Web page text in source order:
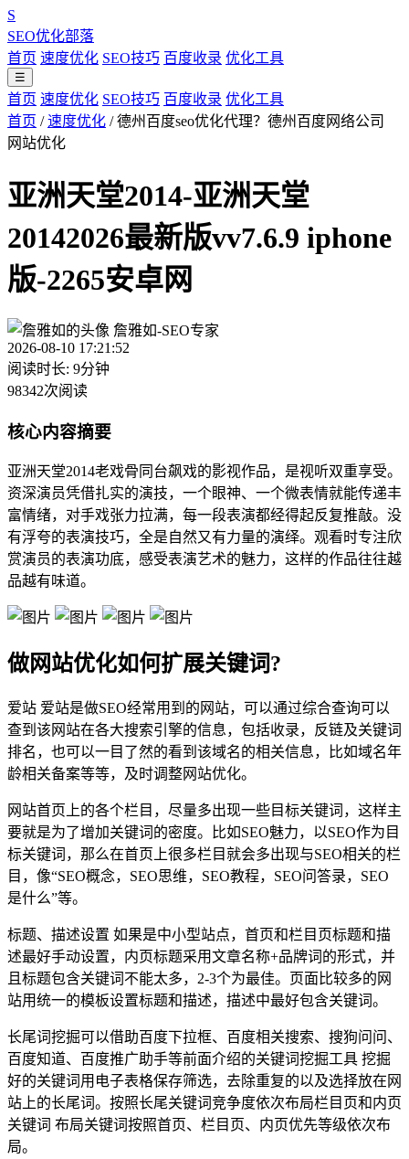
S
SEO优化部落
首页 速度优化 SEO技巧 百度收录 优化工具
☰
首页 速度优化 SEO技巧 百度收录 优化工具
首页 / 速度优化 / 德州百度seo优化代理？德州百度网络公司
网站优化
亚洲天堂2014-亚洲天堂
20142026最新版vv7.6.9 iphone
版-2265安卓网
詹雅如-SEO专家
2026-08-10 17:21:52
阅读时长: 9分钟
98342次阅读
核心内容摘要
亚洲天堂2014老戏骨同台飙戏的影视作品，是视听双重享受。
资深演员凭借扎实的演技，一个眼神、一个微表情就能传递丰
富情绪，对手戏张力拉满，每一段表演都经得起反复推敲。没
有浮夸的表演技巧，全是自然又有力量的演绎。观看时专注欣
赏演员的表演功底，感受表演艺术的魅力，这样的作品往往越
品越有味道。
做网站优化如何扩展关键词?
爱站 爱站是做SEO经常用到的网站，可以通过综合查询可以
查到该网站在各大搜索引擎的信息，包括收录，反链及关键词
排名，也可以一目了然的看到该域名的相关信息，比如域名年
龄相关备案等等，及时调整网站优化。
网站首页上的各个栏目，尽量多出现一些目标关键词，这样主
要就是为了增加关键词的密度。比如SEO魅力，以SEO作为目
标关键词，那么在首页上很多栏目就会多出现与SEO相关的栏
目，像“SEO概念，SEO思维，SEO教程，SEO问答录，SEO
是什么”等。
标题、描述设置 如果是中小型站点，首页和栏目页标题和描
述最好手动设置，内页标题采用文章名称+品牌词的形式，并
且标题包含关键词不能太多，2-3个为最佳。页面比较多的网
站用统一的模板设置标题和描述，描述中最好包含关键词。
长尾词挖掘可以借助百度下拉框、百度相关搜索、搜狗问问、
百度知道、百度推广助手等前面介绍的关键词挖掘工具 挖掘
好的关键词用电子表格保存筛选，去除重复的以及选择放在网
站上的长尾词。按照长尾关键词竞争度依次布局栏目页和内页
关键词 布局关键词按照首页、栏目页、内页优先等级依次布
局。